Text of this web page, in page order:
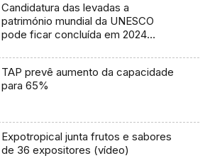
Candidatura das levadas a
património mundial da UNESCO
pode ficar concluída em 2024
TAP prevê aumento da capacidade
para 65%
Expotropical junta frutos e sabores
de 36 expositores (vídeo)